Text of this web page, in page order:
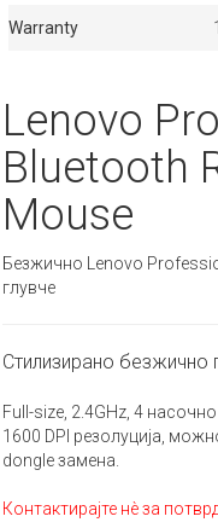
Warranty
Lenovo
Bluetooth
Mouse
Безжично Lenovo
глувче
Стилизирано безжично
Full-size, 2.4GHz, 4
1600 DPI резолуција,
dongle замена.
Контактирајте нè за